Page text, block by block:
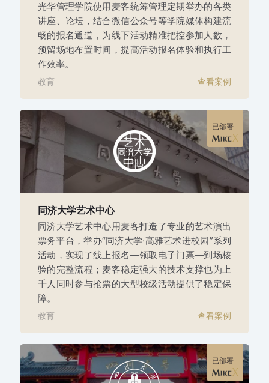
光华管理学院使用麦客统筹管理定期举办的各类
讲座、论坛，结合微信公众号等学院媒体构建流
畅的报名通道，为线下活动精准把控参加人数，
预留场地布置时间，提高活动报名体验和执行工
作效率。
教育 查看案例
已部署
同济大学艺术中心
同济大学艺术中心用麦客打造了专业的艺术演出
票务平台，举办“同济大学·高雅艺术进校园”系列
活动，实现了线上报名—领取电子门票—到场核
验的完整流程；麦客稳定强大的技术支撑也为上
千人同时参与抢票的大型校级活动提供了稳定保
障。
教育 查看案例
已部署